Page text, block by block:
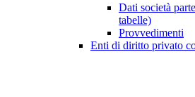
Dati società
tabelle)
Provvedimenti
Enti di diritto privato